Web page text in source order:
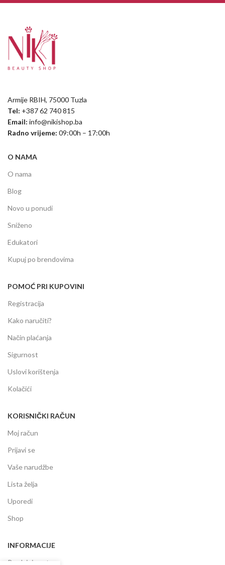
Armije RBIH, 75000 Tuzla
Tel: +387 62 740 815
Email: info@nikishop.ba
Radno vrijeme: 09:00h – 17:00h
O NAMA
O nama
Blog
Novo u ponudi
Sniženo
Edukatori
Kupuj po brendovima
POMOĆ PRI KUPOVINI
Registracija
Kako naručiti?
Način plaćanja
Sigurnost
Uslovi korištenja
Kolačići
KORISNIČKI RAČUN
Moj račun
Prijavi se
Vaše narudžbe
Lista želja
Uporedi
Shop
INFORMACIJE
Prodajni centar